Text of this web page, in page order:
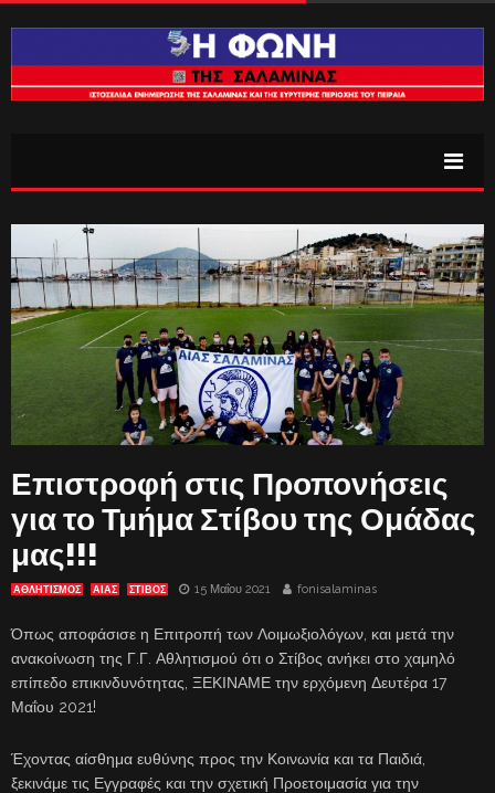
Επιστροφή στις Προπονήσεις
για το Τμήμα Στίβου της Ομάδας
μας!!!
ΑΘΛΗΤΙΣΜΟΣ ΑΊΑΣ ΣΤΙΒΟΣ 15 Μαΐου 2021 fonisalaminas
Όπως αποφάσισε η Επιτροπή των Λοιμωξιολόγων, και μετά την
ανακοίνωση της Γ.Γ. Αθλητισμού ότι ο Στίβος ανήκει στο χαμηλό
επίπεδο επικινδυνότητας, ΞΕΚΙΝΑΜΕ την ερχόμενη Δευτέρα 17
Μαΐου 2021!
Έχοντας αίσθημα ευθύνης προς την Κοινωνία και τα Παιδιά,
ξεκινάμε τις Εγγραφές και την σχετική Προετοιμασία για την